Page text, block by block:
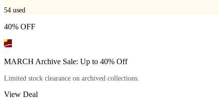
54 used
40% OFF
MARCH Archive Sale: Up to 40% Off
Limited stock clearance on archived collections.
View Deal